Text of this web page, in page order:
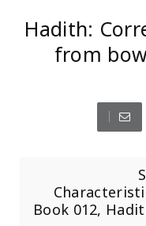
Hadith:
from
Book 012,